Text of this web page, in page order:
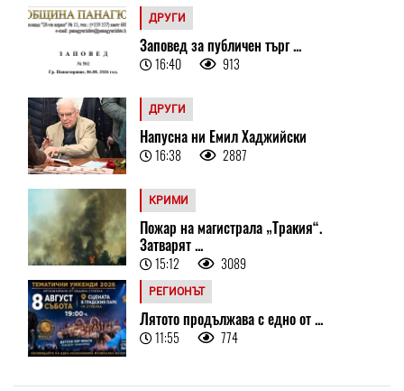
ДРУГИ
Заповед за публичен търг ...
16:40 913
ДРУГИ
Напусна ни Емил Хаджийски
16:38 2887
КРИМИ
Пожар на магистрала „Тракия“.
Затварят ...
15:12 3089
РЕГИОНЪТ
Лятото продължава с едно от ...
11:55 774